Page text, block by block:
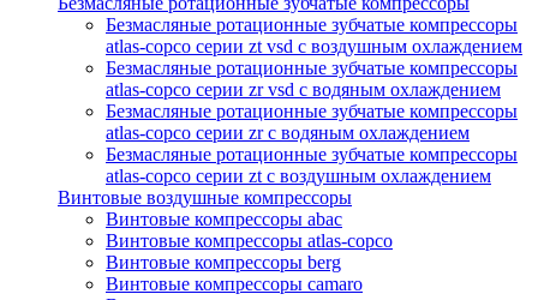
Безмасляные ротационные зубчатые компрессоры
atlas-copco серии zt vsd с воздушным охлаждением
Безмасляные ротационные зубчатые компрессоры
atlas-copco серии zr vsd с водяным охлаждением
Безмасляные ротационные зубчатые компрессоры
atlas-copco серии zr с водяным охлаждением
Безмасляные ротационные зубчатые компрессоры
atlas-copco серии zt с воздушным охлаждением
Винтовые воздушные компрессоры
Винтовые компрессоры abac
Винтовые компрессоры atlas-copco
Винтовые компрессоры berg
Винтовые компрессоры camaro